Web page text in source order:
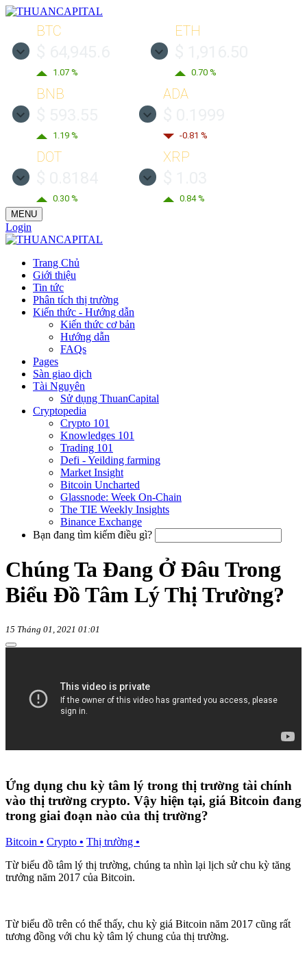
BTC
1.07 %
ETH
0.70 %
BNB
1.19 %
ADA
-0.81 %
DOT
0.30 %
XRP
0.84 %
MENU
Login
Trang Chủ
Giới thiệu
Tin tức
Phân tích thị trường
Kiến thức - Hướng dẫn
Kiến thức cơ bản
Hướng dẫn
FAQs
Pages
Sàn giao dịch
Tài Nguyên
Sử dụng ThuanCapital
Cryptopedia
Crypto 101
Knowledges 101
Trading 101
Defi - Yeilding farming
Market Insight
Bitcoin Uncharted
Glassnode: Week On-Chain
The TIE Weekly Insights
Binance Exchange
Bạn đang tìm kiếm điều gì?
Chúng Ta Đang Ở Đâu Trong
Biểu Đồ Tâm Lý Thị Trường?
15 Tháng 01, 2021 01:01
Ứng dụng chu kỳ tâm lý trong thị trường tài chính
vào thị trường crypto. Vậy hiện tại, giá Bitcoin đang
trong giai đoạn nào của thị trường?
Bitcoin • Crypto • Thị trường •
Từ biểu đồ tâm lý thị trường, chúng ta nhìn lại lịch sử chu kỳ tăng
trưởng năm 2017 của Bitcoin.
Từ biểu đồ trên có thể thấy, chu kỳ giá Bitcoin năm 2017 cũng rất
tương đồng với chu kỳ tâm lý chung của thị trường.